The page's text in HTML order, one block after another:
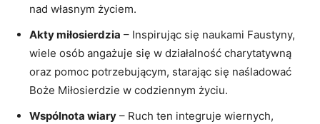
nad własnym życiem.
Akty miłosierdzia – Inspirując się naukami Faustyny,
wiele osób angażuje się w działalność charytatywną
oraz pomoc ⁤potrzebującym,⁢ starając się naśladować
Boże Miłosierdzie‍ w codziennym życiu.
Wspólnota wiary – Ruch ten integruje wiernych,